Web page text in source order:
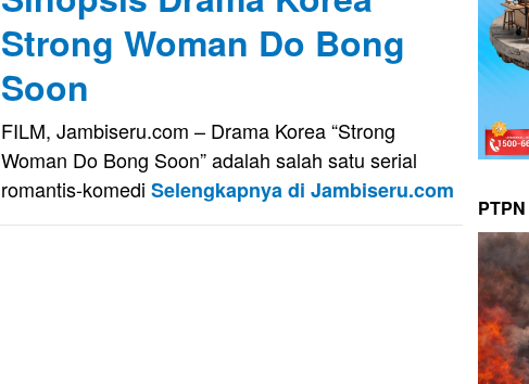
Strong Woman Do Bong
Soon
FILM, Jambiseru.com – Drama Korea “Strong
Woman Do Bong Soon” adalah salah satu serial
romantis-komedi Selengkapnya di Jambiseru.com